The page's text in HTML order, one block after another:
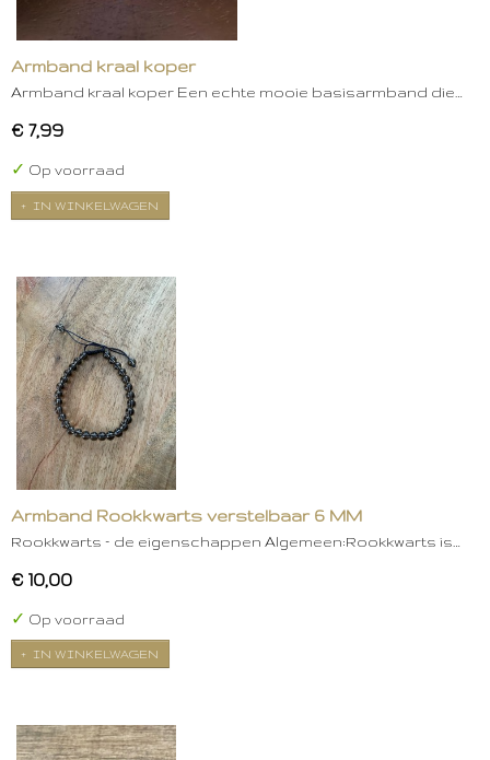
Armband kraal koper
Armband kraal koper Een echte mooie basisarmband die…
€ 7,99
✓ Op voorraad
IN WINKELWAGEN
Armband Rookkwarts verstelbaar 6 MM
Rookkwarts – de eigenschappen Algemeen:Rookkwarts is…
€ 10,00
✓ Op voorraad
IN WINKELWAGEN